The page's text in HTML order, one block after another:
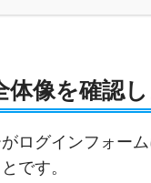
像を確認し
ログインフォーム
です。